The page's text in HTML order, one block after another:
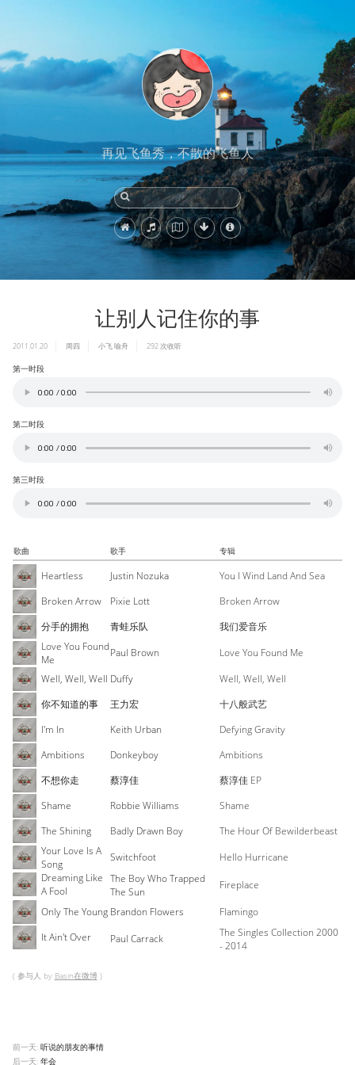
再见飞鱼秀，不散的飞鱼人
让别人记住你的事
2011.01.20 周四 小飞 喻舟 292 次收听
第一时段
第二时段
第三时段
歌曲 歌手 专辑
Heartless Justin Nozuka
You I Wind Land And Sea
Broken Arrow
Pixie Lott
Broken Arrow
分手的拥抱
青蛙乐队
我们爱音乐
Love You Found
Me
Paul Brown
Love You Found Me
Well, Well, Well Duffy
Well, Well, Well
你不知道的事
王力宏
十八般武艺
I'm In
Keith Urban
Defying Gravity
Ambitions
Donkeyboy
Ambitions
不想你走
蔡淳佳
蔡淳佳 EP
Shame
Robbie Williams
Shame
The Shining
Badly Drawn Boy
The Hour Of Bewilderbeast
Your Love Is A
Song
Switchfoot
Hello Hurricane
Dreaming Like
A Fool
The Boy Who Trapped
The Sun
Fireplace
Only The Young Brandon Flowers
Flamingo
It Ain't Over
Paul Carrack
The Singles Collection 2000
- 2014
( 参与人 by Basin在微博)
前一天: 听说的朋友的事情
后一天: 年会